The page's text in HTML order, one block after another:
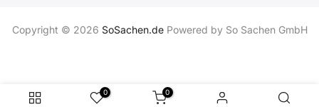
Copyright © 2026 SoSachen.dePowered by So Sachen GmbH
0 0